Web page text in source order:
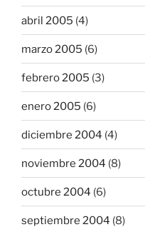
abril 2005 (4)
marzo 2005 (6)
febrero 2005 (3)
enero 2005 (6)
diciembre 2004 (4)
noviembre 2004 (8)
octubre 2004 (6)
septiembre 2004 (8)